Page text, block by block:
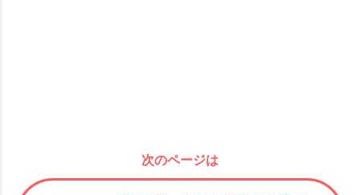
次のページは